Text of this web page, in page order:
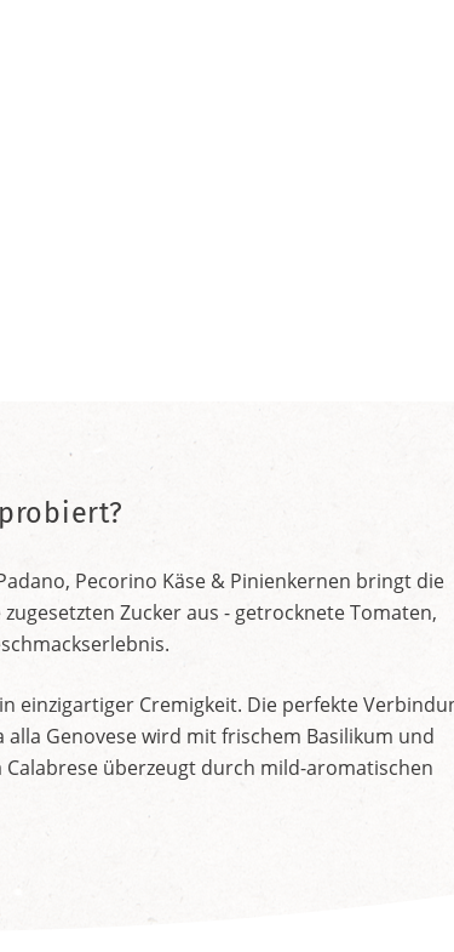
Pecorino Käse & Pinienkernen bringt die
Zucker aus - getrocknete Tomaten,
einzigartiger Cremigkeit. Die perfekte
Genovese wird mit frischem Basilikum und
Calabrese überzeugt durch mild-aromatischen